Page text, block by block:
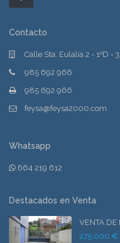
Contacto
Calle Sta. Eulalia 2 - 1ºD -
985 692 966
985 692 966
feysa@feysa2000.com
Whatsapp
664 219 612
Destacados en Venta
VENTA DE
275.000 €